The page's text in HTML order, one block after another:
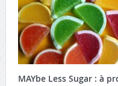
MAYbe Less Sugar : à